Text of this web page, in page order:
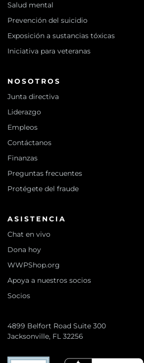
Salud mental
Prevención del suicidio
Exposición a sustancias tóxicas
Iniciativa para veteranas
NOSOTROS
Junta directiva
Liderazgo
Empleos
Contáctanos
Finanzas
Preguntas frecuentes
Protégete del fraude
ASISTENCIA
Chat en vivo
Dona hoy
WWPShop.org
Apoya a nuestros socios
Socios
4899 Belfort Road Suite 300
Jacksonville, FL 32256